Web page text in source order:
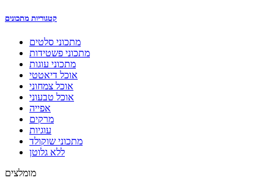
קטגוריות מתכונים
מתכוני סלטים
מתכוני פשטידות
מתכוני עוגות
אוכל דיאטטי
אוכל צמחוני
אוכל טבעוני
אפייה
מרקים
עוגיות
מתכוני שוקולד
ללא גלוטן
מומלצים